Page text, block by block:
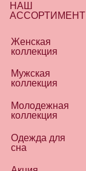
НАШ
АССОРТИМЕНТ
Женская
коллекция
Мужская
коллекция
Молодежная
коллекция
Одежда для
сна